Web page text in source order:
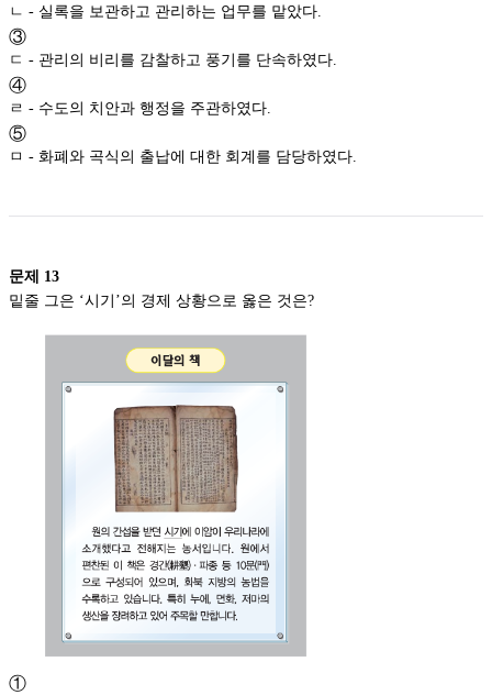
ㄴ - 실록을 보관하고 관리하는 업무를 맡았다.
③
ㄷ - 관리의 비리를 감찰하고 풍기를 단속하였다.
④
ㄹ - 수도의 치안과 행정을 주관하였다.
⑤
ㅁ - 화폐와 곡식의 출납에 대한 회계를 담당하였다.
문제 13
밑줄 그은 ‘시기’의 경제 상황으로 옳은 것은?
①